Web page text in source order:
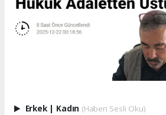
Erkek | Kadın (Haberi Sesli Oku)